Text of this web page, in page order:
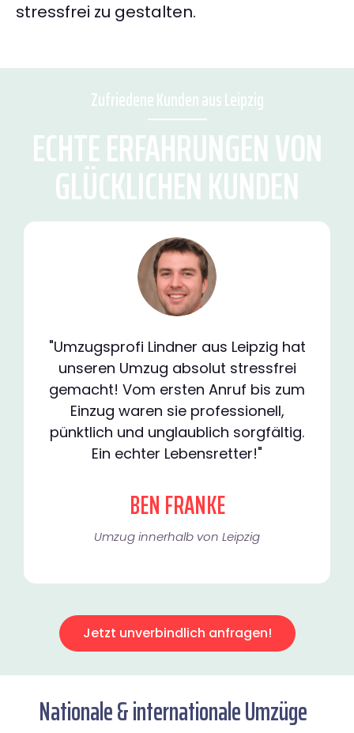
stressfrei zu gestalten.
Zufriedene Kunden aus Leipzig
ECHTE ERFAHRUNGEN VON
GLÜCKLICHEN KUNDEN
"Umzugsprofi Lindner aus Leipzig hat
unseren Umzug absolut stressfrei
gemacht! Vom ersten Anruf bis zum
Einzug waren sie professionell,
pünktlich und unglaublich sorgfältig.
Ein echter Lebensretter!"
BEN FRANKE
Umzug innerhalb von Leipzig​
Jetzt unverbindlich anfragen!
Nationale & internationale Umzüge